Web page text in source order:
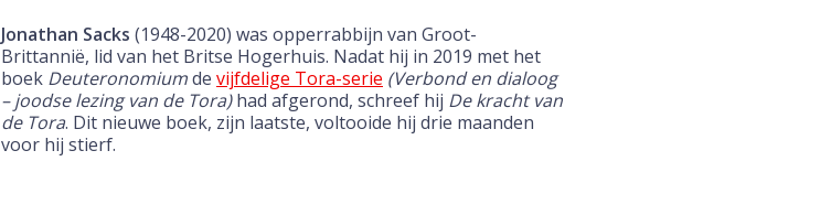
Jonathan Sacks (1948-2020) was opperrabbijn van Groot-
Brittannië, lid van het Britse Hogerhuis. Nadat hij in 2019 met het
boek Deuteronomiumde vijfdelige Tora-serie (Verbond en dialoog
– joodse lezing van de Tora)had afgerond, schreef hij De kracht van
de Tora. Dit nieuwe boek, zijn laatste, voltooide hij drie maanden
voor hij stierf.